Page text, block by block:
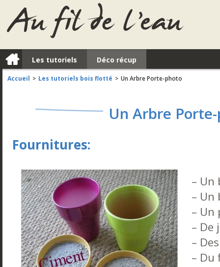
a Les tutoriels Déco récup
Accueil > Les tutoriels bois flotté > Un Arbre Porte-photo
Un Arbre
Fournitures:
– Un
– Un
– Un
– De
–
– Du